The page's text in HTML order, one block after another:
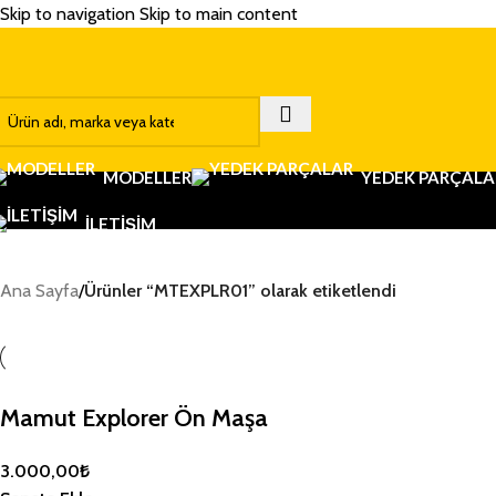
Skip to navigation Skip to main content
MODELLER YEDEK
İLETIŞIM
Ana Sayfa/Ürünler “MTEXPLR01” olarak etiketlendi
Mamut Explorer Ön Maşa
3.000,00₺